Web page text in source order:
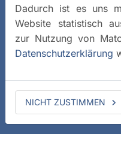
Dadurch ist es uns
Website statistisch
zur Nutzung von
Datenschutzerklärung
NICHT ZUSTIMMEN